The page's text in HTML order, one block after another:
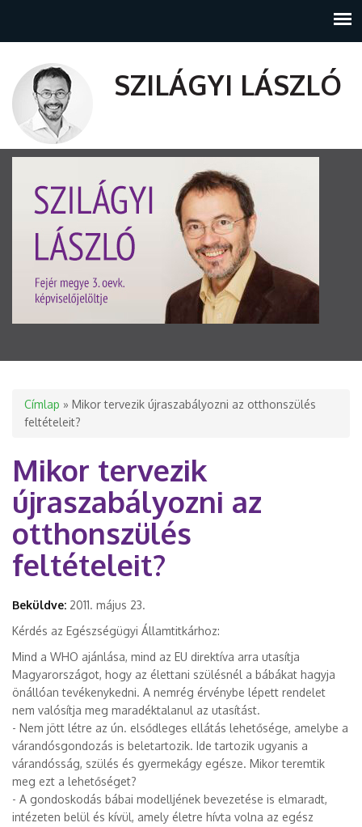
SZILÁGYI LÁSZLÓ
Jelenlegi hely
Címlap » Mikor tervezik újraszabályozni az otthonszülés
feltételeit?
Mikor tervezik
újraszabályozni az
otthonszülés
feltételeit?
Beküldve: 2011. május 23.
Kérdés az Egészségügyi Államtitkárhoz:
Mind a WHO ajánlása, mind az EU direktíva arra utasítja
Magyarországot, hogy az élettani szülésnél a bábákat hagyja
önállóan tevékenykedni. A nemrég érvénybe lépett rendelet
nem valósítja meg maradéktalanul az utasítást.
- Nem jött létre az ún. elsődleges ellátás lehetősége, amelybe a
várandósgondozás is beletartozik. Ide tartozik ugyanis a
várandósság, szülés és gyermekágy egésze. Mikor teremtik
meg ezt a lehetőséget?
- A gondoskodás bábai modelljének bevezetése is elmaradt,
intézeten belül és kívül, amely életre hívta volna az egész